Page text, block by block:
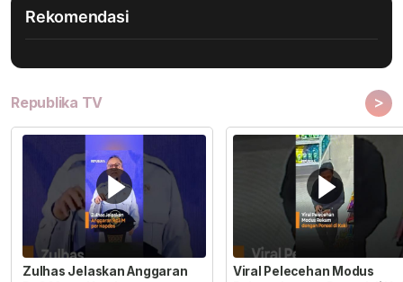
Rekomendasi
Republika TV >
Zulhas Jelaskan Anggaran
Viral Pelecehan Modus